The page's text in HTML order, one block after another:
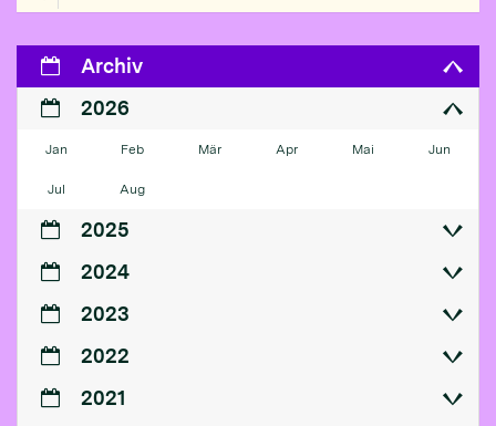
Archiv
2026
Jan Feb Mär Apr Mai Jun
Jul Aug
2025
2024
2023
2022
2021